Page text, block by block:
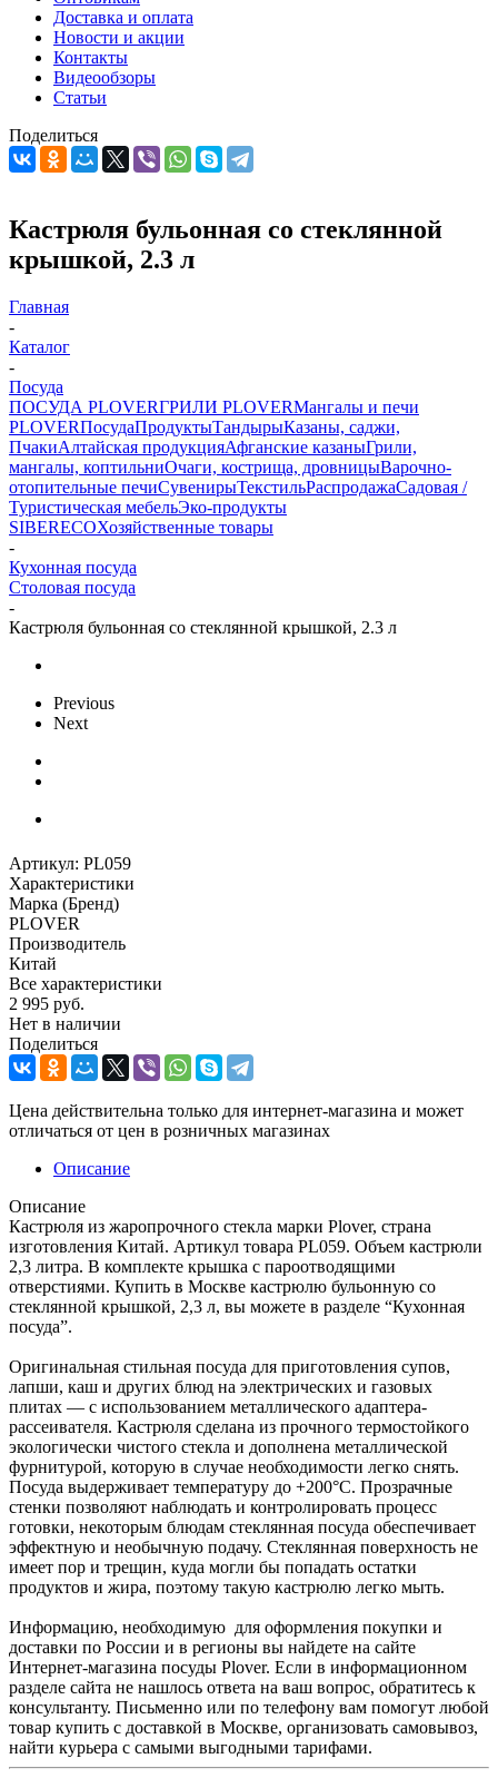
Доставка и оплата
Новости и акции
Контакты
Видеообзоры
Статьи
Поделиться
Кастрюля бульонная со стеклянной
крышкой, 2.3 л
Главная
-
Каталог
-
Посуда
ПОСУДА PLOVERГРИЛИ PLOVERМангалы и печи
PLOVERПосудаПродуктыТандырыКазаны, саджи,
ПчакиАлтайская продукцияАфганские казаныГрили,
мангалы, коптильниОчаги, кострища, дровницыВарочно-
отопительные печиСувенирыТекстильРаспродажаСадовая /
Туристическая мебельЭко-продукты
SIBERECOХозяйственные товары
-
Кухонная посуда
Столовая посуда
-
Кастрюля бульонная со стеклянной крышкой, 2.3 л
Previous
Next
Артикул: PL059
Характеристики
Марка (Бренд)
PLOVER
Производитель
Китай
Все характеристики
2 995 руб.
Нет в наличии
Поделиться
Цена действительна только для интернет-магазина и может
отличаться от цен в розничных магазинах
Описание
Описание
Кастрюля из жаропрочного стекла марки Plover, страна
изготовления Китай. Артикул товара PL059. Объем кастрюли
2,3 литра. В комплекте крышка с пароотводящими
отверстиями. Купить в Москве кастрюлю бульонную со
стеклянной крышкой, 2,3 л, вы можете в разделе “Кухонная
посуда”.
Оригинальная стильная посуда для приготовления супов,
лапши, каш и других блюд на электрических и газовых
плитах — с использованием металлического адаптера-
рассеивателя. Кастрюля сделана из прочного термостойкого
экологически чистого стекла и дополнена металлической
фурнитурой, которую в случае необходимости легко снять.
Посуда выдерживает температуру до +200°С. Прозрачные
стенки позволяют наблюдать и контролировать процесс
готовки, некоторым блюдам стеклянная посуда обеспечивает
эффектную и необычную подачу. Стеклянная поверхность не
имеет пор и трещин, куда могли бы попадать остатки
продуктов и жира, поэтому такую кастрюлю легко мыть.
Информацию, необходимую для оформления покупки и
доставки по России и в регионы вы найдете на сайте
Интернет-магазина посуды Plover. Если в информационном
разделе сайта не нашлось ответа на ваш вопрос, обратитесь к
консультанту. Письменно или по телефону вам помогут любой
товар купить с доставкой в Москве, организовать самовывоз,
найти курьера с самыми выгодными тарифами.